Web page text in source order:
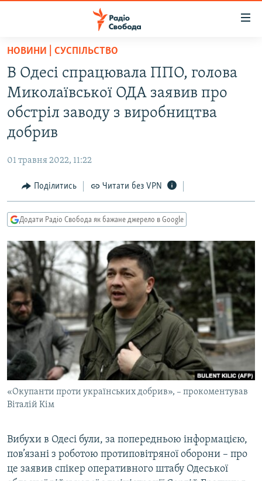
Перейти
основного
матеріалу
Перейти
до
основної
Перейти
пошуку
ВСЕ ЗА ДОБУ
СТАТТІ
ПОЛІТИКА
СУСПІЛЬСТВО
КУЛЬТУРА
СПОРТ
СВІТ
ВІЙНА
ДОНБАС.РЕАЛІЇ
КРИМ.РЕАЛІЇ
ТИ ЯК?
КИТАЙ.ВИКЛИКИ
МУЛЬТИМЕДІА
ФОТО
СПЕЦПРОЄКТИ
ПОДКАСТИ
КРИМ РЕАЛІЇ
РУС
УКР
ДОЛУЧАЙСЯ!
НОВИНИ | СУСПІЛЬСТВО
В Одесі спрацювала ППО, голова
Миколаївської ОДА заявив про
обстріл заводу з виробництва
добрив
01 травня 2022, 11:22
Поділитись Читати без VPN
Додати Радіо Свобода як бажане джерело в Google
«Окупанти проти українських добрив», – прокоментував
Віталій Кім
Вибухи в Одесі були, за попередньою інформацією,
пов’язані з роботою протиповітряної оборони – про
це заявив спікер оперативного штабу Одеської